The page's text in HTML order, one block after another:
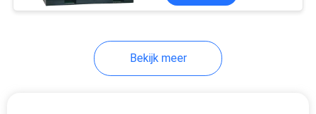
De draagbare
Bekijk meer